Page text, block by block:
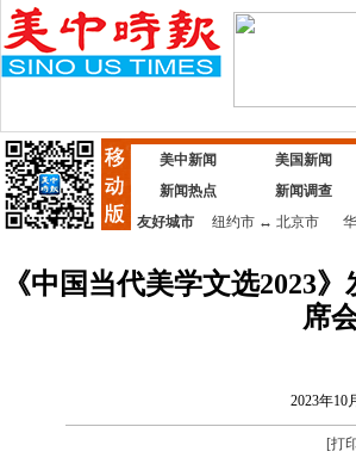
美中新闻 美国新闻
新闻热点
新闻调查
友好城市
纽约市↔ 北京市
《中国当代美学文选2023
席
2023年10
[打